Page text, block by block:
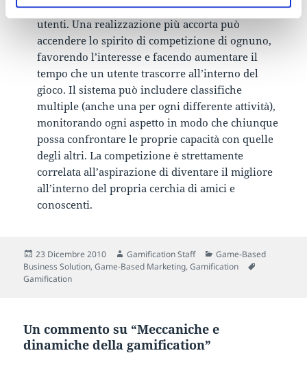
suddividere ed ordinare le performance degli
utenti. Una realizzazione più accorta può
accendere lo spirito di competizione di ognuno,
favorendo l’interesse e facendo aumentare il
tempo che un utente trascorre all’interno del
gioco. Il sistema può includere classifiche
multiple (anche una per ogni differente attività),
monitorando ogni aspetto in modo che chiunque
possa confrontare le proprie capacità con quelle
degli altri. La competizione è strettamente
correlata all’aspirazione di diventare il migliore
all’interno del propria cerchia di amici e
conoscenti.
Scritto
il
23 Dicembre 2010 Autore
Gamification Staff Categorie
Game-Based
Business Solution,Game-Based Marketing,Gamification
Gamification
Un commento su “Meccaniche e
dinamiche della gamification”